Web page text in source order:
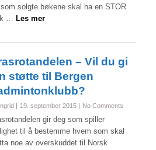
som solgte bøkene skal ha en STOR
…
Les mer
– Vil du gi
støtte til Bergen
19. september 2015 No Comments
gir deg som spiller
til å bestemme hvem som skal
noe av overskuddet til Norsk